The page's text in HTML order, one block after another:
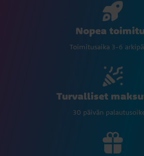
Nopea
Toimitusaika 3-6
Turvalliset
30 päivän